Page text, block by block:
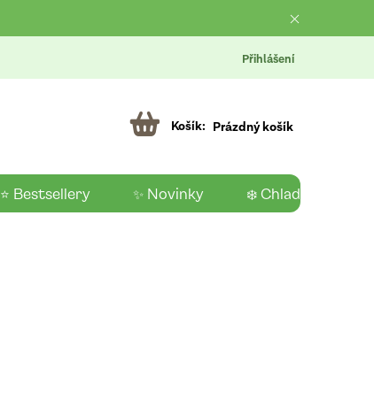
Přihlášení
Prázdný košík
⭐ Bestsellery ✨ Novinky ❄️ Chladící